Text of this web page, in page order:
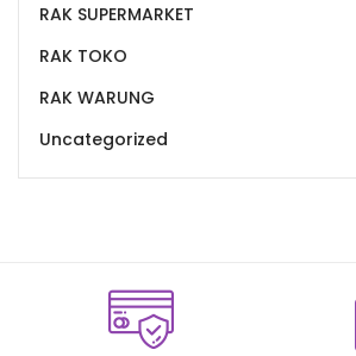
RAK SUPERMARKET
RAK TOKO
RAK WARUNG
Uncategorized